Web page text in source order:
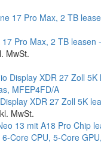
Pro Max, 2 TB leasen
MwSt.
XDR 27 Zoll 5K
MwSt.